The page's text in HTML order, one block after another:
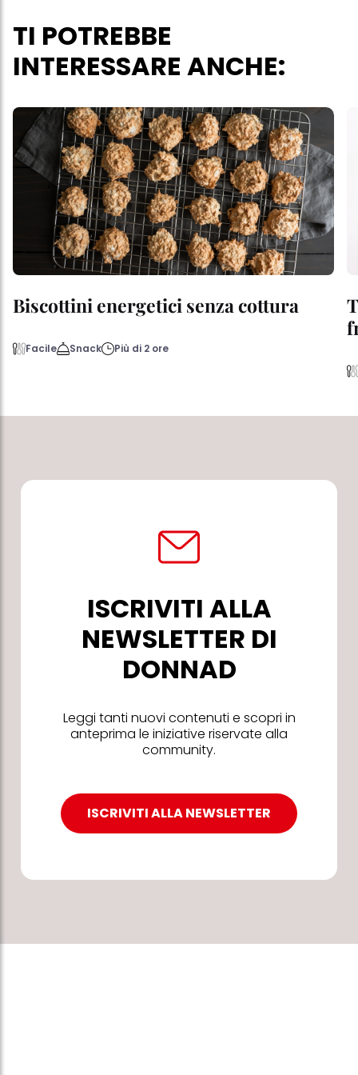
TI POTREBBE
INTERESSARE ANCHE:
Biscottini energetici senza cottura
Facile Snack Più di 2 ore
ISCRIVITI ALLA
NEWSLETTER DI
DONNAD
Leggi tanti nuovi contenuti e scopri in
anteprima le iniziative riservate alla
community.
ISCRIVITI ALLA NEWSLETTER